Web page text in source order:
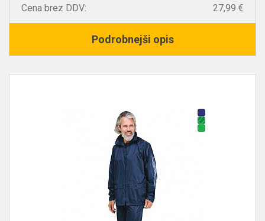
Cena brez DDV: 27,99 €
Podrobnejši opis